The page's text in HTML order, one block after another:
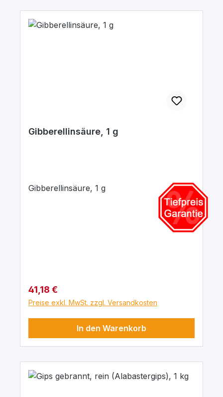
Gibberellinsäure, 1 g
Gibberellinsäure, 1 g
Regulärer Preis:
41,18 €
Preise exkl. MwSt. zzgl. Versandkosten
In den Warenkorb